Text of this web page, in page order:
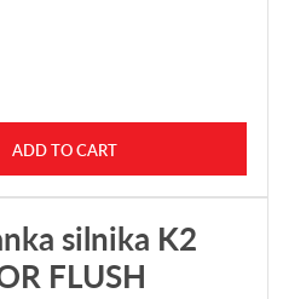
LIQUI MOLY Injection Reiniger
ADD TO CART
silnika K2
FLUSH